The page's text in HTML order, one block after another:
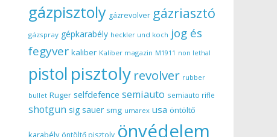
gázpisztoly gázrevolver gázriasztó
gázspray gépkarabély heckler und koch jog és
fegyver kaliber Kaliber magazin M1911 non lethal
pistol pisztoly revolver rubber
bullet Ruger selfdefence semiauto semiauto rifle
shotgun sig sauer smg umarex usa öntöltő
karabély önvédelem